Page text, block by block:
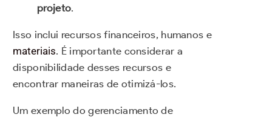
projeto.
Isso inclui recursos financeiros, humanos e
materiais. É importante considerar a
disponibilidade desses recursos e
encontrar maneiras de otimizá-los.
Um exemplo do gerenciamento de